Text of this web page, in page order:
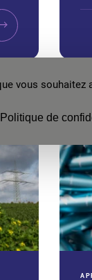
vous souhaitez
Politique de